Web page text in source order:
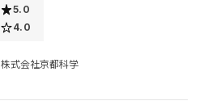
5.0
4.0
株式会社京都科学